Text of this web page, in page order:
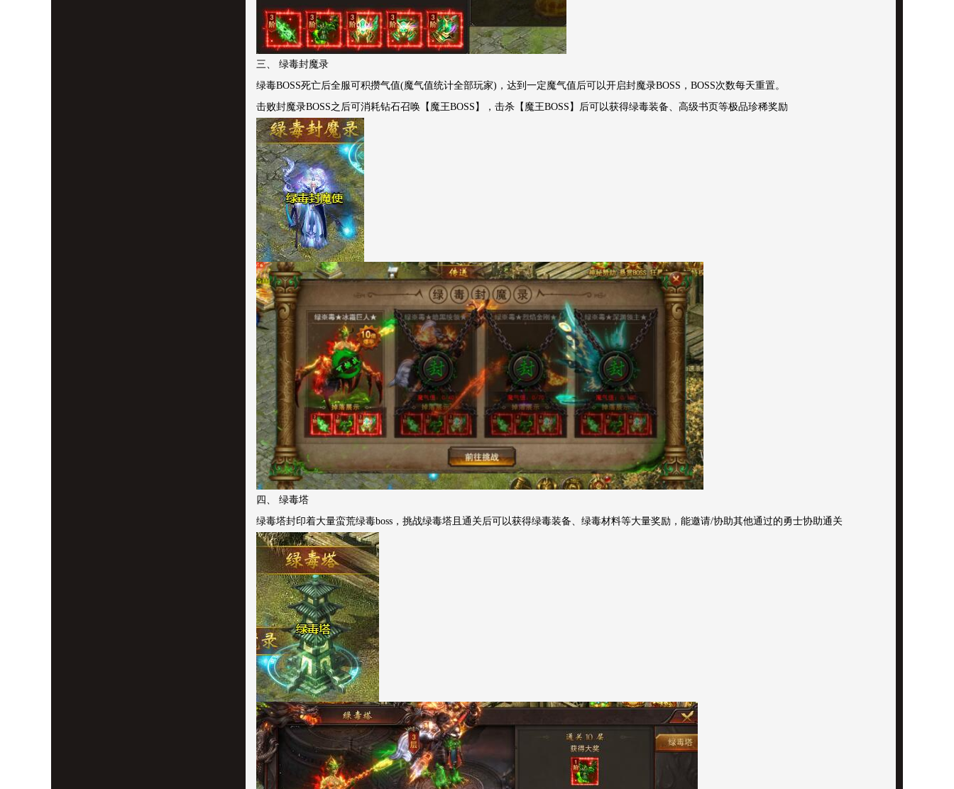
三、 绿毒封魔录
绿毒BOSS死亡后全服可积攒气值(魔气值统计全部玩家)，达到一定魔气值后可以开启封魔录BOSS，BOSS次数每天重置。
击败封魔录BOSS之后可消耗钻石召唤【魔王BOSS】，击杀【魔王BOSS】后可以获得绿毒装备、高级书页等极品珍稀奖励
四、 绿毒塔
绿毒塔封印着大量蛮荒绿毒boss，挑战绿毒塔且通关后可以获得绿毒装备、绿毒材料等大量奖励，能邀请/协助其他通过的勇士协助通关